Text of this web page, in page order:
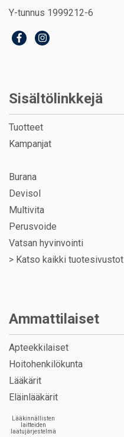
Y-tunnus 1999212-6
Sisältölinkkejä
Tuotteet
Kampanjat
Burana
Devisol
Multivita
Perusvoide
Vatsan hyvinvointi
> Katso kaikki tuotesivustot
Ammattilaiset
Apteekkilaiset
Hoitohenkilökunta
Lääkärit
Eläinlääkärit
Lääkinnällisten
laitteiden
laatujärjestelmä